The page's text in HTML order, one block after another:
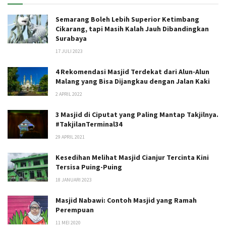
Semarang Boleh Lebih Superior Ketimbang
Cikarang, tapi Masih Kalah Jauh Dibandingkan
Surabaya
17 JULI 2023
4 Rekomendasi Masjid Terdekat dari Alun-Alun
Malang yang Bisa Dijangkau dengan Jalan Kaki
2 APRIL 2022
3 Masjid di Ciputat yang Paling Mantap Takjilnya.
#TakjilanTerminal34
29 APRIL 2021
Kesedihan Melihat Masjid Cianjur Tercinta Kini
Tersisa Puing-Puing
18 JANUARI 2023
Masjid Nabawi: Contoh Masjid yang Ramah
Perempuan
11 MEI 2020